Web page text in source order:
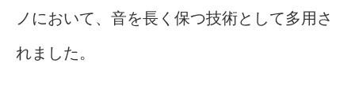
ノにおいて、音を長く保つ技術として多用さ
れました。